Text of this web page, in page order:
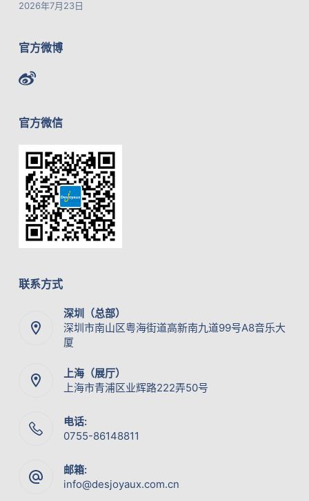
2026年7月23日
官方微博
官方微信
联系方式
深圳（总部）
深圳市南山区粤海街道高新南九道99号A8音乐大
厦
上海（展厅）
上海市青浦区业辉路222弄50号
电话:
0755-86148811
邮箱:
info@desjoyaux.com.cn